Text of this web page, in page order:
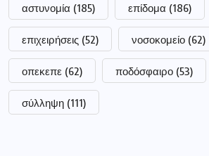
αστυνομία (185) επίδομα (186)
επιχειρήσεις (52) νοσοκομείο (62)
οπεκεπε (62) ποδόσφαιρο (53)
σύλληψη (111)